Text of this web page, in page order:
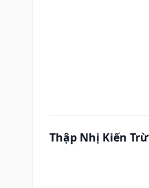
Thập Nhị Kiến Trừ